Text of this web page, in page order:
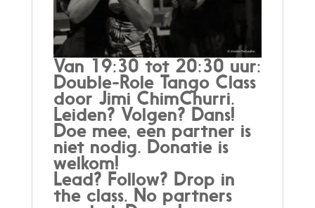
Van 19:30 tot 20:30 uur:
Double-Role Tango Class
door Jimi ChimChurri.
Leiden? Volgen? Dans!
Doe mee, een partner is
niet nodig. Donatie is
welkom!
Lead? Follow? Drop in
the class. No partners